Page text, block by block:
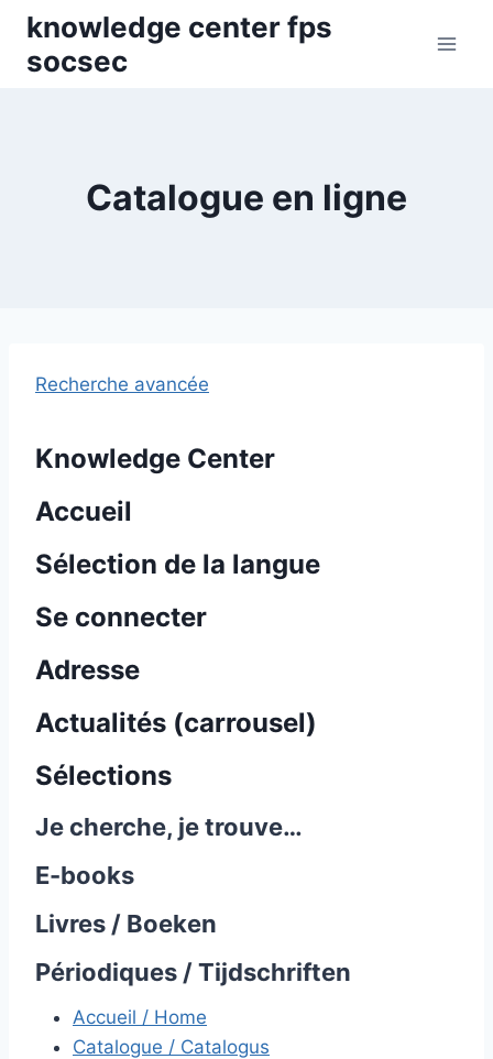
Skip
content
knowledge center fps
socsec
Catalogue en ligne
Recherche avancée
Knowledge Center
Accueil
Sélection de la langue
Se connecter
Adresse
Actualités (carrousel)
Sélections
Je cherche, je trouve…
E-books
Livres / Boeken
Périodiques / Tijdschriften
Accueil / Home
Catalogue / Catalogus